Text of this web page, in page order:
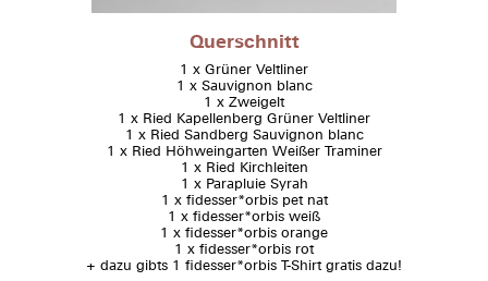
Querschnitt
1 x Grüner Veltliner
1 x Sauvignon blanc
1 x Zweigelt
1 x Ried Kapellenberg Grüner Veltliner
1 x Ried Sandberg Sauvignon blanc
1 x Ried Höhweingarten Weißer Traminer
1 x Ried Kirchleiten
1 x Parapluie Syrah
1 x fidesser*orbis pet nat
1 x fidesser*orbis weiß
1 x fidesser*orbis orange
1 x fidesser*orbis rot
+ dazu gibts 1 fidesser*orbis T-Shirt gratis dazu!